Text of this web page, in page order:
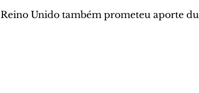
Reino Unido também prometeu aporte